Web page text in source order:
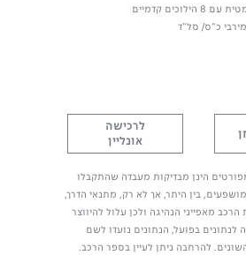
קדמיים
לרכישה
אונליין
הינן מבדיקות מעבדה שהתקבלו
בין היתר, אך לא רק, מתנאי הדרך,
מאפייני הנהיגה ולכן עלול להיווצר
לנתונים בפועל, הנתונים נועדו לשם
להרחבה ניתן לעיין בספר הרכב.